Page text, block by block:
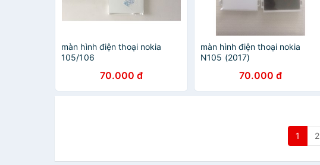
màn hình điện thoại nokia
105/106
70.000 đ
màn hình điện thoại nokia
N105 (2017)
70.000 đ
1 2